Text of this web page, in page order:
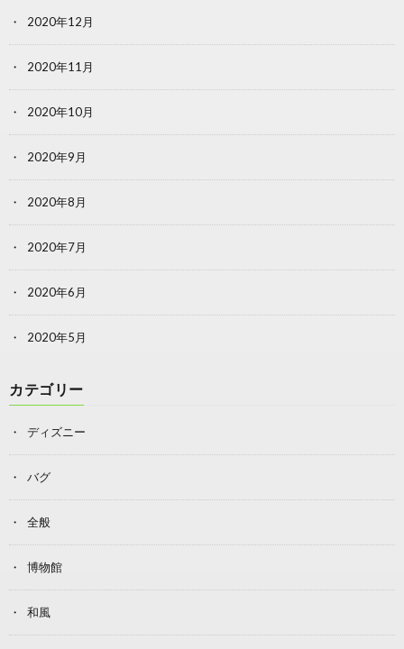
2020年12月
2020年11月
2020年10月
2020年9月
2020年8月
2020年7月
2020年6月
2020年5月
カテゴリー
ディズニー
バグ
全般
博物館
和風